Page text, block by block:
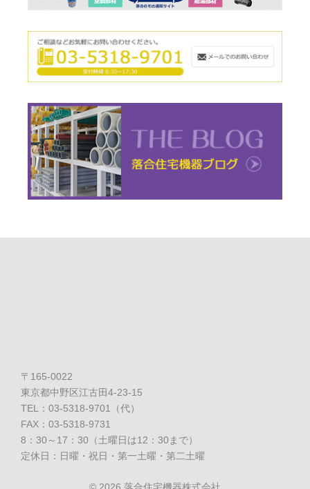
〒165-0022
東京都中野区江古田4-23-15
TEL：03-5318-9701（代）
FAX：03-5318-9731
8：30～17：30（土曜日は12：30まで）
定休日：日曜・祝日・第一土曜・第二土曜